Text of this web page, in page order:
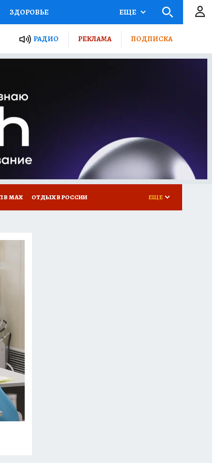
ЗДОРОВЬЕ
РОССИИ
ПУТЕВОДИТЕЛЬ
ПОТРЕБИТЕЛЯ
ЕЩЕ
РАДИО РЕКЛАМА ПОДПИСКА
В МАХ ОТДЫХ В РОССИИ ЕЩЕ